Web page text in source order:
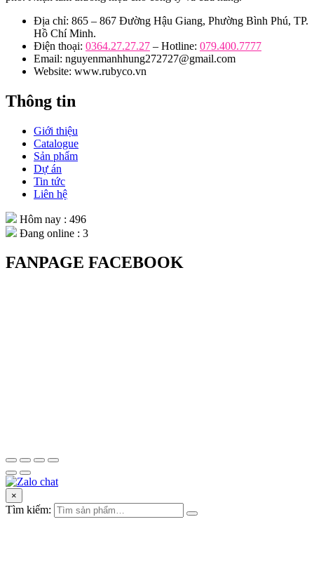
Địa chỉ: 865 – 867 Đường Hậu Giang, Phường Bình Phú, TP.
Hồ Chí Minh.
Điện thoại: 0364.27.27.27 – Hotline: 079.400.7777
Email: nguyenmanhhung272727@gmail.com
Website: www.rubyco.vn
Thông tin
Giới thiệu
Catalogue
Sản phẩm
Dự án
Tin tức
Liên hệ
Hôm nay : 496
Đang online : 3
FANPAGE FACEBOOK
×
Tìm kiếm: